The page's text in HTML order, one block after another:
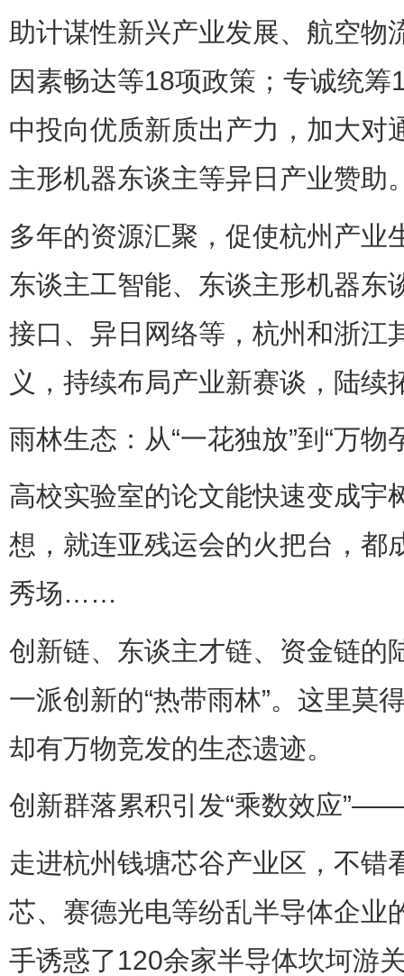
助计谋性新兴产业发展、航空物
因素畅达等18项政策；专诚统
中投向优质新质出产力，加大对
主形机器东谈主等异日产业赞助
多年的资源汇聚，促使杭州产业
东谈主工智能、东谈主形机器东
接口、异日网络等，杭州和浙江
义，持续布局产业新赛谈，陆续
雨林生态：从“一花独放”到“万物
高校实验室的论文能快速变成宇
想，就连亚残运会的火把台，都
秀场……
创新链、东谈主才链、资金链的
一派创新的“热带雨林”。这里莫
却有万物竞发的生态遗迹。
创新群落累积引发“乘数效应
走进杭州钱塘芯谷产业区，不错
芯、赛德光电等纷乱半导体企业
手诱惑了120余家半导体坎坷游